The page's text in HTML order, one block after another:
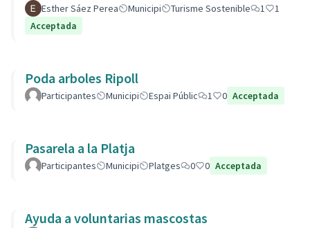
Esther Sáez Perea Municipi Turisme Sostenible 1
1
Acceptada
Poda arboles Ripoll
Participantes Municipi Espai Públic 1 0 Acceptada
Pasarela a la Platja
Participantes Municipi Platges 0 0 Acceptada
Ayuda a voluntarias mascostas